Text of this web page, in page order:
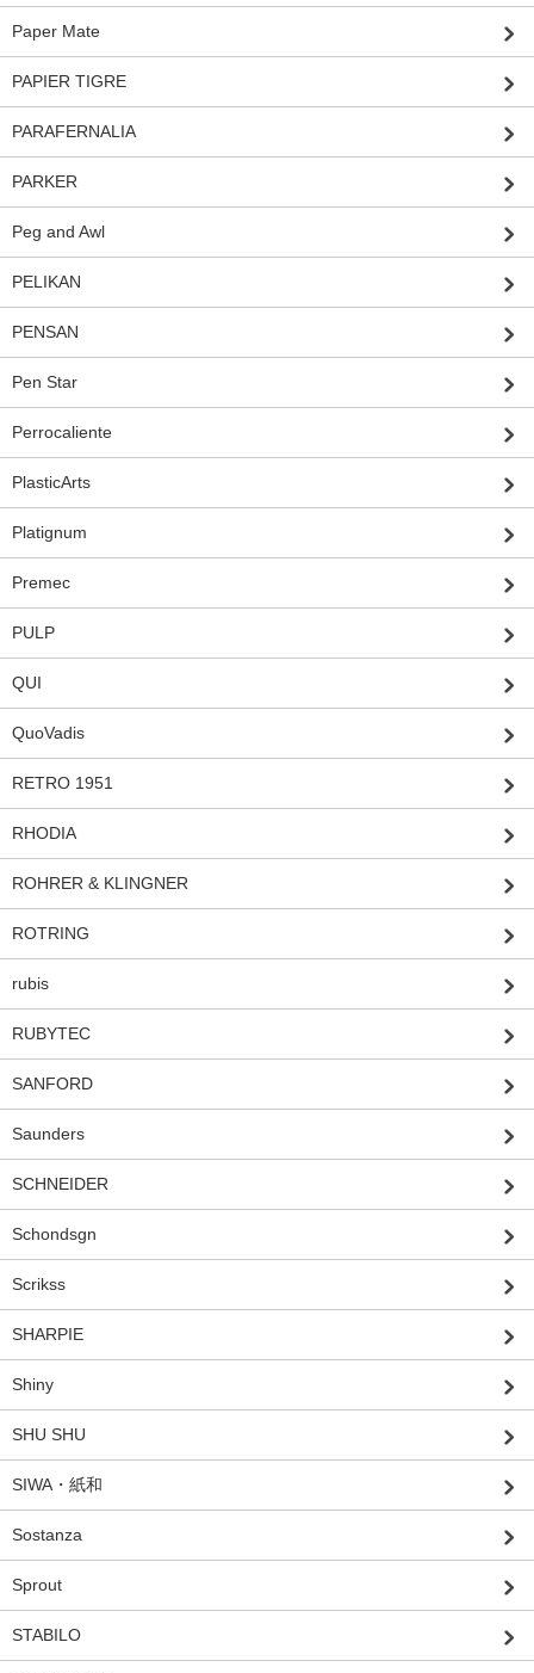
Paper Mate
PAPIER TIGRE
PARAFERNALIA
PARKER
Peg and Awl
PELIKAN
PENSAN
Pen Star
Perrocaliente
PlasticArts
Platignum
Premec
PULP
QUI
QuoVadis
RETRO 1951
RHODIA
ROHRER & KLINGNER
ROTRING
rubis
RUBYTEC
SANFORD
Saunders
SCHNEIDER
Schondsgn
Scrikss
SHARPIE
Shiny
SHU SHU
SIWA・紙和
Sostanza
Sprout
STABILO